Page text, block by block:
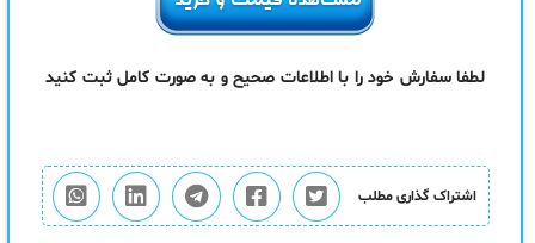
لطفا سفارش خود را با اطلاعات صحیح و به صورت کامل ثبت کنید
اشتراک گذاری مطلب